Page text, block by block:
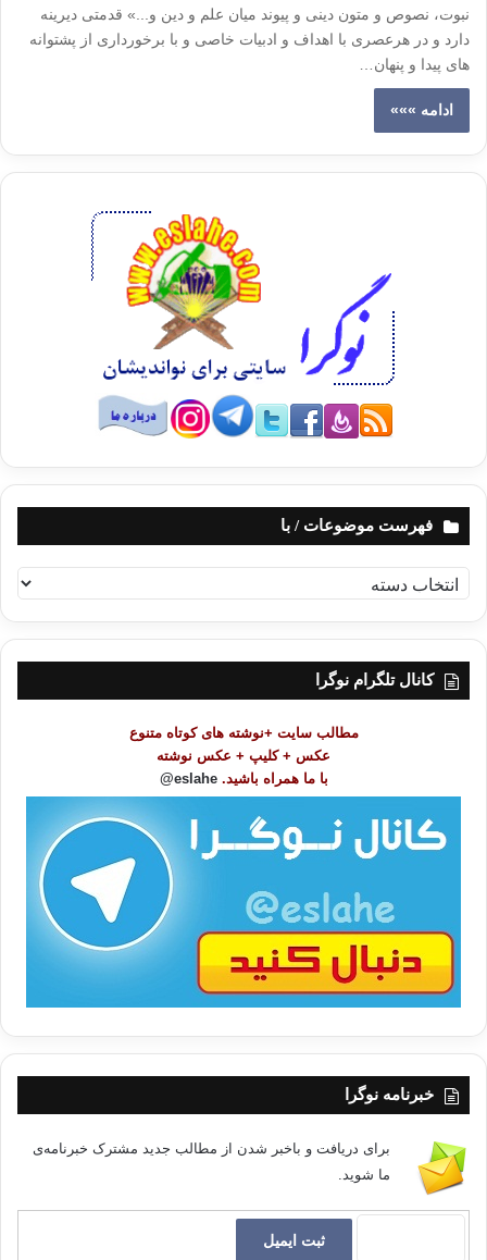
نبوت، نصوص و متون دینی و پيوند ميان علم و دین و...» قدمتی دیرینه
دارد و در هرعصری با اهداف و ادبیات خاصی و با برخورداری از پشتوانه
های پیدا و پنهان…
ادامه »»»
فهرست موضوعات / با
ه
ر
کانال تلگرام نوگرا
مطالب سایت +نوشته های کوتاه متنوع
عکس + کلیپ + عکس نوشته
با ما همراه باشید. eslahe@
خبرنامه نوگرا
برای دریافت و باخبر شدن از مطالب جدید مشترک خبرنامه‌ی
ما شوید.